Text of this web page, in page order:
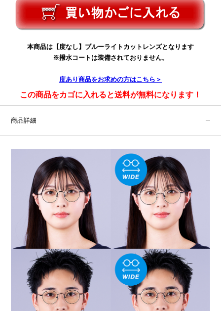
本商品は【度なし】ブルーライトカットレンズとなります
※撥水コートは装備されておりません。
度あり商品をお求めの方はこちら＞
この商品をカゴに入れると送料が無料になります！
商品詳細